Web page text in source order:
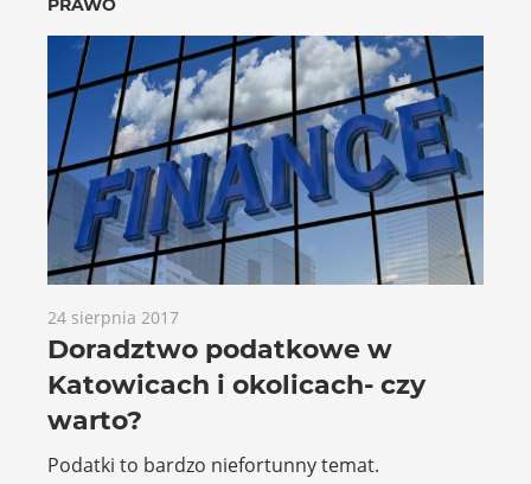
PRAWO
24 sierpnia 2017
Doradztwo podatkowe w
Katowicach i okolicach- czy
warto?
Podatki to bardzo niefortunny temat.